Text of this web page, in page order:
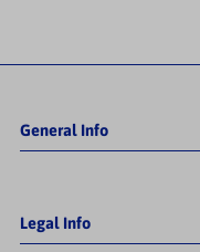
General Info
Legal Info